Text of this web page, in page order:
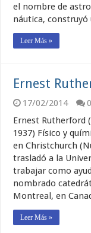
el nombre de
náutica,
Leer Más »
Ernest
17/02/2014
0
Ernest Rutherford
1937) Físico y
en Christchurch
trasladó a la
trabajar como
nombrado
Montreal, en
Leer Más »